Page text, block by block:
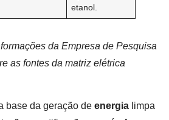
etanol.
da Empresa de Pesquisa
as fontes da matriz elétrica
base da geração de energia limpa